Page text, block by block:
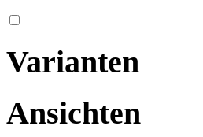
Varianten
Ansichten